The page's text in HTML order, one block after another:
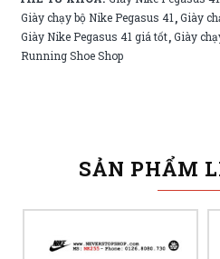
Giày chạy bộ Nike Pegasus 41 ,Giày
Giày Nike Pegasus 41 giá tốt,Giày
Running Shoe Shop
SẢN PHẨM